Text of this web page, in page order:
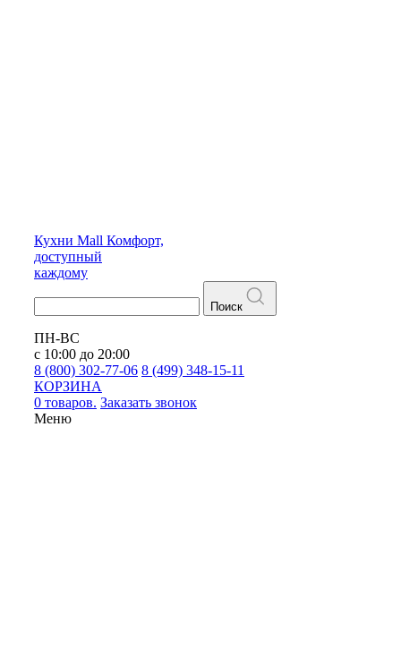
Кухни Mall Комфорт,
доступный
каждому
Поиск
ПН-ВС
с 10:00 до 20:00
8 (800) 302-77-06 8 (499) 348-15-11
КОРЗИНА
0 товаров. Заказать звонок
Меню